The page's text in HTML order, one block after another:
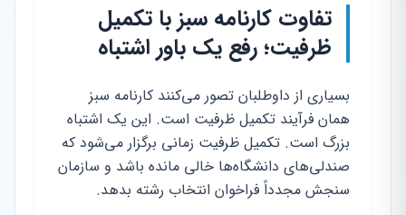
تفاوت کارنامه سبز با تکمیل
ظرفیت؛ رفع یک باور اشتباه
بسیاری از داوطلبان تصور می‌کنند کارنامه سبز
همان فرآیند تکمیل ظرفیت است. این یک اشتباه
بزرگ است. تکمیل ظرفیت زمانی برگزار می‌شود که
صندلی‌های دانشگاه‌ها خالی مانده باشد و سازمان
سنجش مجدداً فراخوان انتخاب رشته بدهد.